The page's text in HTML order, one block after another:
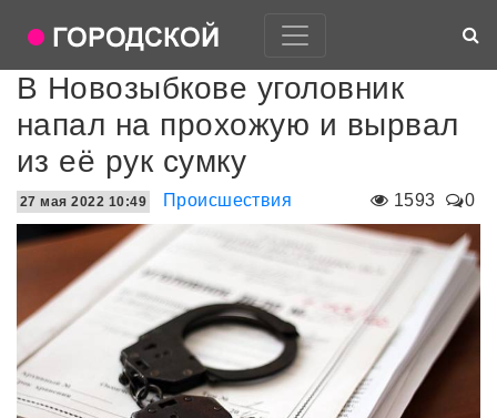
В Новозыбкове уголовник
напал на прохожую и вырвал
из её рук сумку
1593 0
27 мая 2022 10:49 Происшествия